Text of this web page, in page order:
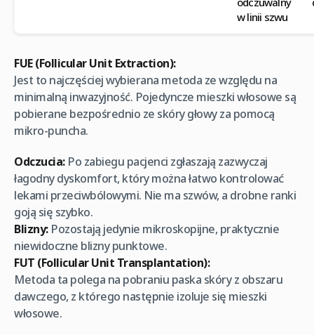
w linii szwu
FUE (Follicular Unit Extraction):
Jest to najczęściej wybierana metoda ze względu na
minimalną inwazyjność. Pojedyncze mieszki włosowe są
pobierane bezpośrednio ze skóry głowy za pomocą
mikro-puncha.
Odczucia:Po zabiegu pacjenci zgłaszają zazwyczaj
łagodny dyskomfort, który można łatwo kontrolować
lekami przeciwbólowymi. Nie ma szwów, a drobne ranki
goją się szybko.
Blizny:Pozostają jedynie mikroskopijne, praktycznie
niewidoczne blizny punktowe.
FUT (Follicular Unit Transplantation):
Metoda ta polega na pobraniu paska skóry z obszaru
dawczego, z którego następnie izoluje się mieszki
włosowe.